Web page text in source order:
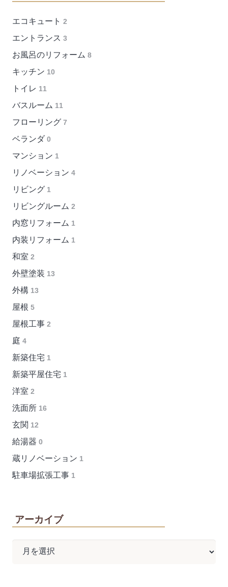
エコキュート 2
エントランス 3
お風呂のリフォーム 8
キッチン 10
トイレ 11
バスルーム 11
フローリング 7
ベランダ 0
マンション 1
リノベーション 4
リビング 1
リビングルーム 2
内窓リフォーム 1
内装リフォーム 1
和室 2
外壁塗装 13
外構 13
屋根 5
屋根工事 2
庭 4
新築住宅 1
新築平屋住宅 1
洋室 2
洗面所 16
玄関 12
給湯器 0
蔵リノベーション 1
駐車場拡張工事 1
アーカイブ